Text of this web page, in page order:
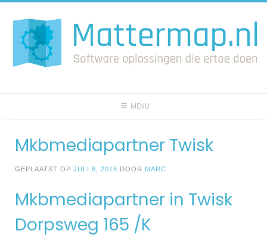
naar
inhoud
MENU
Mkbmediapartner Twisk
GEPLAATST OP JULI 8, 2018 DOOR MARC
Mkbmediapartner in Twisk
Dorpsweg 165 /K